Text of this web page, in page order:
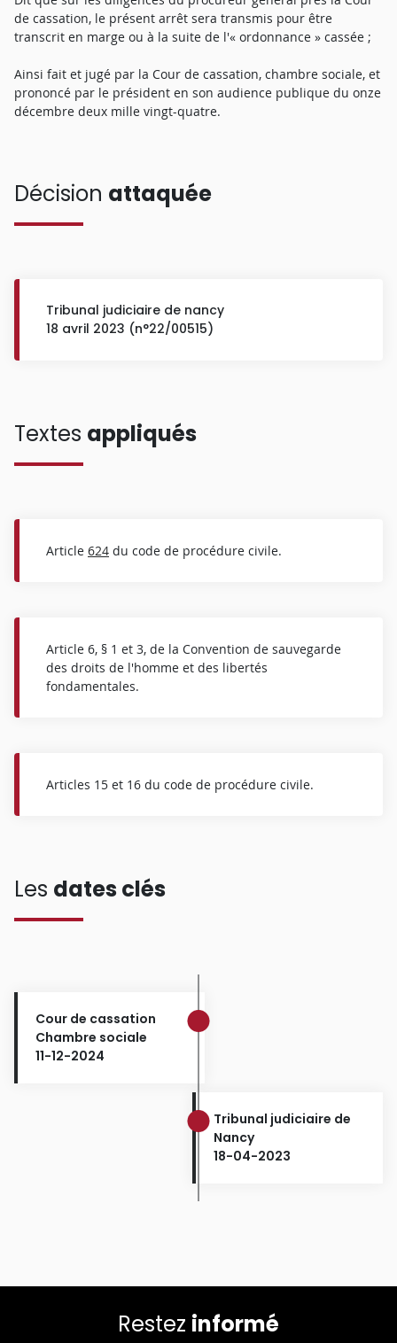
de cassation, le présent arrêt sera transmis pour être
transcrit en marge ou à la suite de l'« ordonnance » cassée ;
Ainsi fait et jugé par la Cour de cassation, chambre sociale, et
prononcé par le président en son audience publique du onze
décembre deux mille vingt-quatre.
Décision attaquée
Tribunal judiciaire de nancy
18 avril 2023 (n°22/00515)
Textes appliqués
Article 624 du code de procédure civile.
Article 6, § 1 et 3, de la Convention de sauvegarde
des droits de l'homme et des libertés
fondamentales.
Articles 15 et 16 du code de procédure civile.
Les dates clés
Cour de cassation
Chambre sociale
11-12-2024
Tribunal judiciaire de
Nancy
18-04-2023
Restez informé